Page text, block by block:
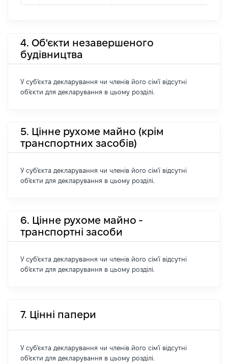
4. Об'єкти незавершеного
будівництва
У суб'єкта декларування чи членів його сім'ї відсутні
об'єкти для декларування в цьому розділі.
5. Цінне рухоме майно (крім
транспортних засобів)
У суб'єкта декларування чи членів його сім'ї відсутні
об'єкти для декларування в цьому розділі.
6. Цінне рухоме майно -
транспортні засоби
У суб'єкта декларування чи членів його сім'ї відсутні
об'єкти для декларування в цьому розділі.
7. Цінні папери
У суб'єкта декларування чи членів його сім'ї відсутні
об'єкти для декларування в цьому розділі.